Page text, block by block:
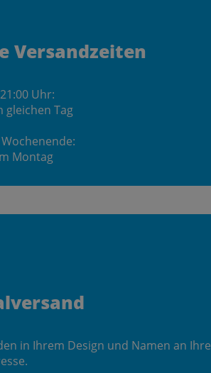
Versandzeiten
Uhr:
gleichen Tag
Montag
in Ihrem Design und Namen an Ihre